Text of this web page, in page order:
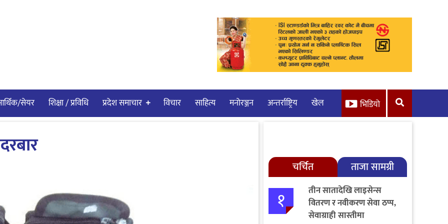
सेयर शिक्षा / प्रविधि प्रदेश समाचार विचार साहित्य मनाेरञ्जन अन्तर्राष्ट्रिय खेल भिडियो
चर्चित ताजा सामग्री
१
तीन सातादेखि लाइसेन्स
वितरण र नवीकरण सेवा ठप्प,
सेवाग्राही सास्तीमा